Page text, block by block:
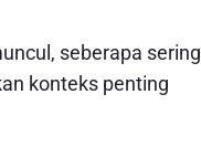
seberapa sering
konteks penting